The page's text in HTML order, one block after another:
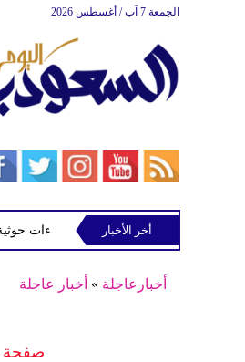
الجمعة 7 آب / أغسطس 2026
أخر الأخبار
أخبارعاجلة » أخبار عاجلة
صفحة